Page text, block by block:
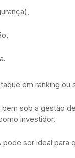
em ranking ou
sob a gestão
investidor.
ser ideal para